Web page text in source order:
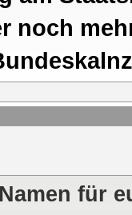
noch
für